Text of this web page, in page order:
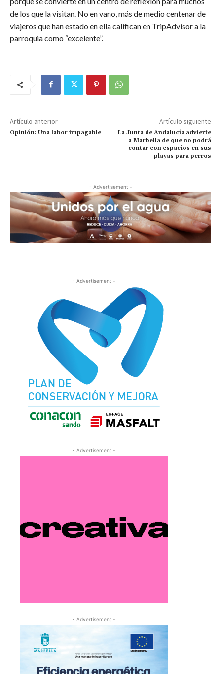
de los que la visitan. No en vano, más de medio centenar de
viajeros que han estado en ella califican en TripAdvisor a la
parroquia como “excelente”.
Artículo anterior
Opinión: Una labor impagable
Artículo siguiente
La Junta de Andalucía advierte
a Marbella de que no podrá
contar con espacios en sus
playas para perros
- Advertisement -
- Advertisement -
- Advertisement -
- Advertisement -